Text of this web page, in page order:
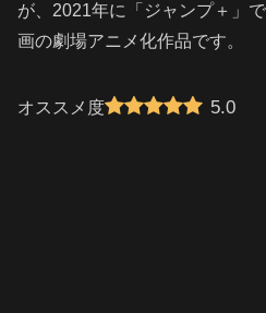
が、2021年に「ジャンプ＋」
画の劇場アニメ化作品です。
オススメ度 5.0